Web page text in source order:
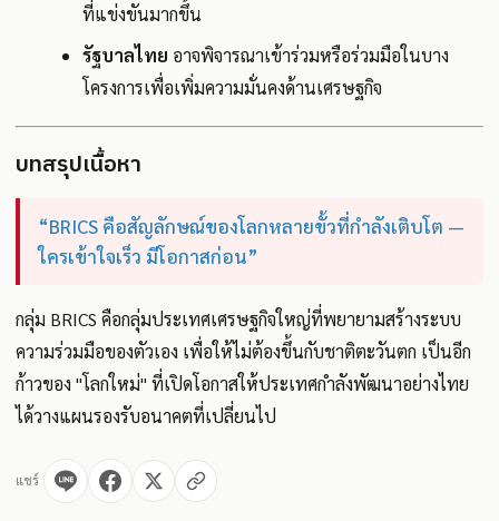
ที่แข่งขันมากขึ้น
รัฐบาลไทย อาจพิจารณาเข้าร่วมหรือร่วมมือในบาง
โครงการเพื่อเพิ่มความมั่นคงด้านเศรษฐกิจ
บทสรุปเนื้อหา
“BRICS คือสัญลักษณ์ของโลกหลายขั้วที่กำลังเติบโต —
ใครเข้าใจเร็ว มีโอกาสก่อน”
กลุ่ม BRICS คือกลุ่มประเทศเศรษฐกิจใหญ่ที่พยายามสร้างระบบ
ความร่วมมือของตัวเอง เพื่อให้ไม่ต้องขึ้นกับชาติตะวันตก เป็นอีก
ก้าวของ "โลกใหม่" ที่เปิดโอกาสให้ประเทศกำลังพัฒนาอย่างไทย
ได้วางแผนรองรับอนาคตที่เปลี่ยนไป
แชร์